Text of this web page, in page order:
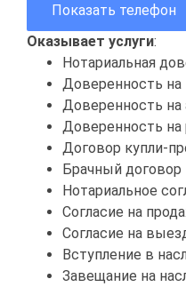
Показать телефон
Оказывает услуги:
Нотариальная
Доверенность на
Доверенность на
Доверенность на
Договор купли-
Брачный договор
Нотариальное
Согласие на
Согласие на
Вступление в
Завещание на